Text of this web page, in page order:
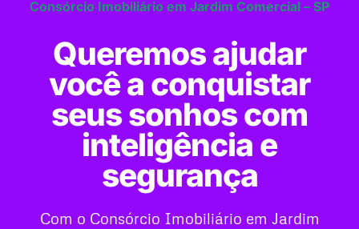
Consórcio Imobiliário em Jardim Comercial – SP
Queremos ajudar
você a conquistar
seus sonhos com
inteligência e
segurança
Com o Consórcio Imobiliário em Jardim